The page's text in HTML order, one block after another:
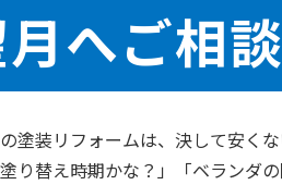
へご相
塗装リフォームは、決して安く
塗り替え時期かな？」「ベランダ